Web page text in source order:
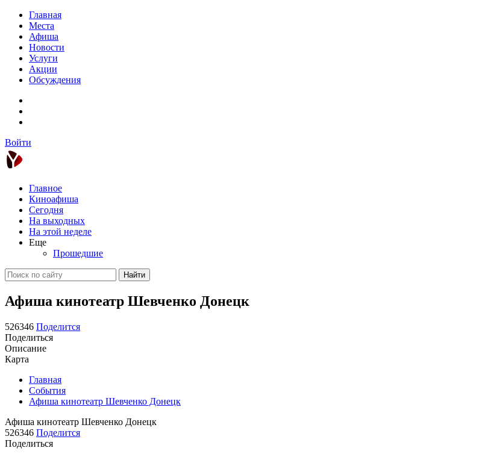
Главная
Места
Афиша
Новости
Услуги
Акции
Обсуждения
Войти
Главное
Киноафиша
Сегодня
На выходных
На этой неделе
Еще
Прошедшие
Найти
Афиша кинотеатр Шевченко Донецк
526346 Поделится
Поделиться
Описание
Карта
Главная
События
Афиша кинотеатр Шевченко Донецк
Афиша кинотеатр Шевченко Донецк
526346 Поделится
Поделиться